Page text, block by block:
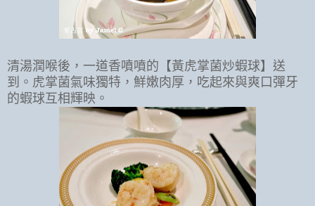
清湯潤喉後，一道香噴噴的【黃虎掌菌炒蝦球】送
到。虎掌菌氣味獨特，鮮嫩肉厚，吃起來與爽口彈牙
的蝦球互相輝映。